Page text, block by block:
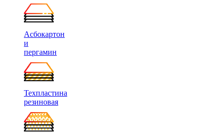
Асбокартон
и
пергамин
Техпластина
резиновая